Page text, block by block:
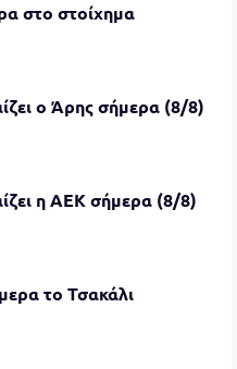
στο στοίχημα
ο Άρης σήμερα (8/8)
η ΑΕΚ σήμερα (8/8)
το Τσακάλι